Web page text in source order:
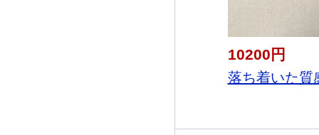
10200円
落ち着いた質